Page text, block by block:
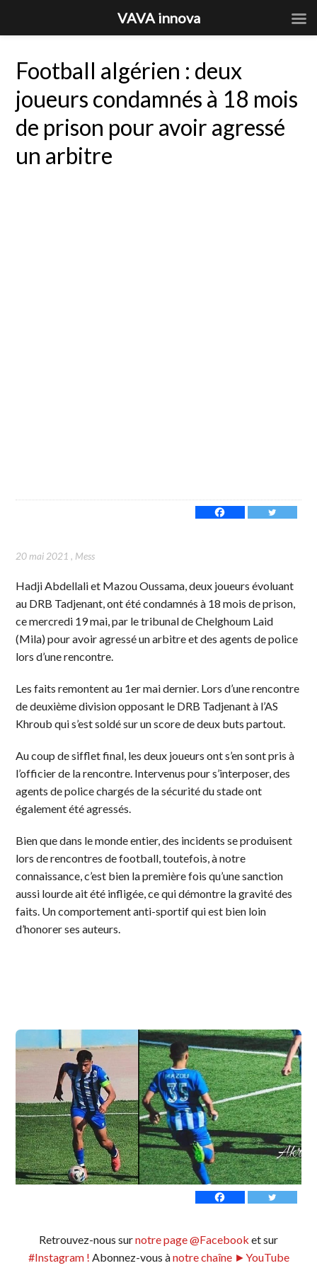
Football algérien : deux
joueurs condamnés à 18 mois
de prison pour avoir agressé
un arbitre
20 mai 2021 , Mess
Hadji Abdellali et Mazou Oussama, deux joueurs évoluant
au DRB Tadjenant, ont été condamnés à 18 mois de prison,
ce mercredi 19 mai, par le tribunal de Chelghoum Laid
(Mila) pour avoir agressé un arbitre et des agents de police
lors d’une rencontre.
Les faits remontent au 1er mai dernier. Lors d’une rencontre
de deuxième division opposant le DRB Tadjenant à l’AS
Khroub qui s’est soldé sur un score de deux buts partout.
Au coup de sifflet final, les deux joueurs ont s’en sont pris à
l’officier de la rencontre. Intervenus pour s’interposer, des
agents de police chargés de la sécurité du stade ont
également été agressés.
Bien que dans le monde entier, des incidents se produisent
lors de rencontres de football, toutefois, à notre
connaissance, c’est bien la première fois qu’une sanction
aussi lourde ait été infligée, ce qui démontre la gravité des
faits. Un comportement anti-sportif qui est bien loin
d’honorer ses auteurs.
Retrouvez-nous surnotre page @Facebook et sur
#Instagram ! Abonnez-vous ànotre chaîne ►YouTube
VAVA innova